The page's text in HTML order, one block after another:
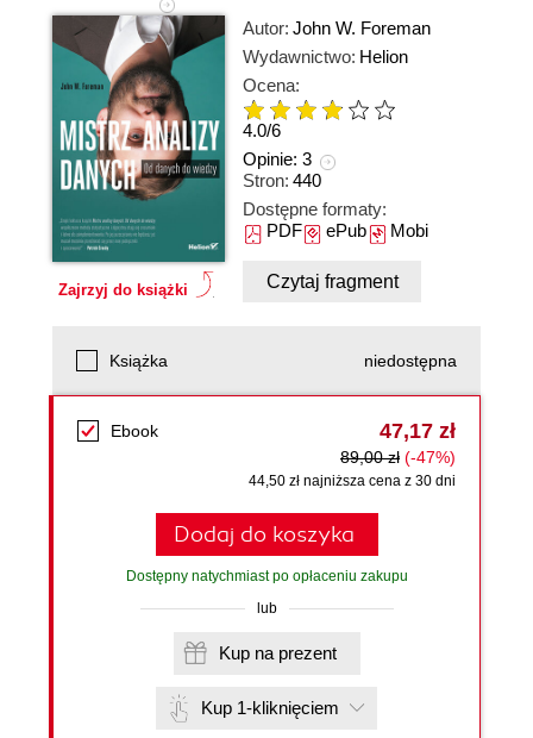
Zajrzyj do książki
Autor: John W. Foreman
Wydawnictwo: Helion
Ocena:
4.0/6
Opinie: 3
Stron: 440
Dostępne formaty:
PDFePubMobi
Czytaj fragment
Książka niedostępna
Ebook 47,17 zł
89,00 zł (-47%)
44,50 zł najniższa cena z 30 dni
Dodaj do koszyka
Dostępny natychmiast po opłaceniu zakupu
lub
Kup na prezent
Kup 1-kliknięciem